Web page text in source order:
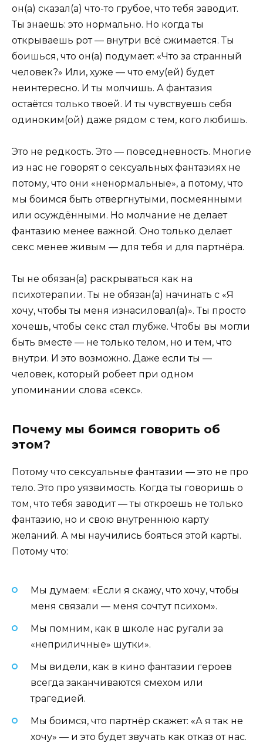
он(а) сказал(а) что-то грубое, что тебя заводит.
Ты знаешь: это нормально. Но когда ты
открываешь рот — внутри всё сжимается. Ты
боишься, что он(а) подумает: «Что за странный
человек?» Или, хуже — что ему(ей) будет
неинтересно. И ты молчишь. А фантазия
остаётся только твоей. И ты чувствуешь себя
одиноким(ой) даже рядом с тем, кого любишь.
Это не редкость. Это — повседневность. Многие
из нас не говорят о сексуальных фантазиях не
потому, что они «ненормальные», а потому, что
мы боимся быть отвергнутыми, посмеянными
или осуждёнными. Но молчание не делает
фантазию менее важной. Оно только делает
секс менее живым — для тебя и для партнёра.
Ты не обязан(а) раскрываться как на
психотерапии. Ты не обязан(а) начинать с «Я
хочу, чтобы ты меня изнасиловал(а)». Ты просто
хочешь, чтобы секс стал глубже. Чтобы вы могли
быть вместе — не только телом, но и тем, что
внутри. И это возможно. Даже если ты —
человек, который робеет при одном
упоминании слова «секс».
Почему мы боимся говорить об
этом?
Потому что сексуальные фантазии — это не про
тело. Это про уязвимость. Когда ты говоришь о
том, что тебя заводит — ты откроешь не только
фантазию, но и свою внутреннюю карту
желаний. А мы научились бояться этой карты.
Потому что:
Мы думаем: «Если я скажу, что хочу, чтобы
меня связали — меня сочтут психом».
Мы помним, как в школе нас ругали за
«неприличные» шутки».
Мы видели, как в кино фантазии героев
всегда заканчиваются смехом или
трагедией.
Мы боимся, что партнёр скажет: «А я так не
хочу» — и это будет звучать как отказ от нас.